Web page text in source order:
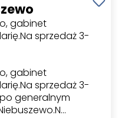
gabinet
sprzedaż 3-
gabinet
sprzedaż 3-
generalnym